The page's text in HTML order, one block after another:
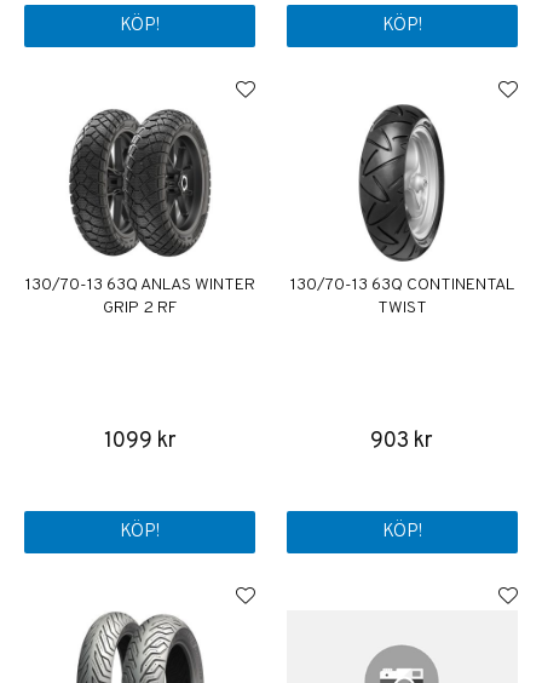
KÖP! KÖP!
130/70-13 63Q ANLAS WINTER
GRIP 2 RF
1099 kr
KÖP!
130/70-13 63Q CONTINENTAL
TWIST
903 kr
KÖP!